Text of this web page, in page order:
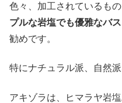
色々、加工されているも
プルな岩塩でも優雅なバ
勧めです。
特にナチュラル派、自然
アキゾラは、ヒマラヤ岩